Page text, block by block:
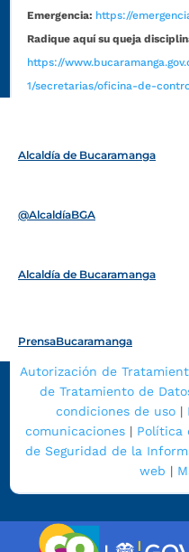
Emergencia: https://
Radique aquí su queja
https://
1/secretarias/oficina-de-
Alcaldía de Bucaramanga
@AlcaldíaBGA
Alcaldía de Bucaramanga
PrensaBucaramanga
Autorización de
de Tratamiento de
condiciones de uso |
comunicaciones| Política
de Seguridad de la
web |